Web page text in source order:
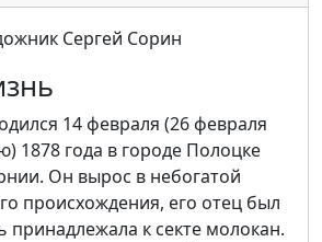
Сергей Сорин
14 февраля (26 февраля
1878 года в городе Полоцке
Он вырос в небогатой
происхождения, его отец был
принадлежала к секте молокан.